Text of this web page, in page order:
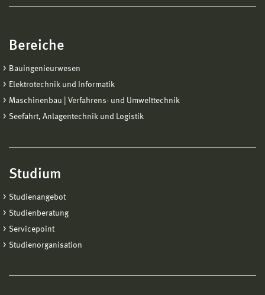
Bereiche
Bauingenieurwesen
Elektrotechnik und Informatik
Maschinenbau | Verfahrens- und Umwelttechnik
Seefahrt, Anlagentechnik und Logistik
Studium
Studienangebot
Studienberatung
Servicepoint
Studienorganisation